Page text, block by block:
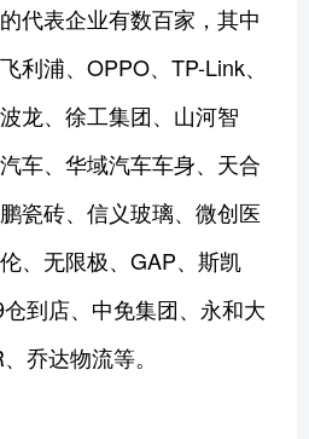
代表企业有数百家，其中
利浦、OPPO、TP-Link、
龙、徐工集团、山河智
车、华域汽车车身、天合
瓷砖、信义玻璃、微创医
、无限极、GAP、斯凯
到店、中免集团、永和大
乔达物流等。